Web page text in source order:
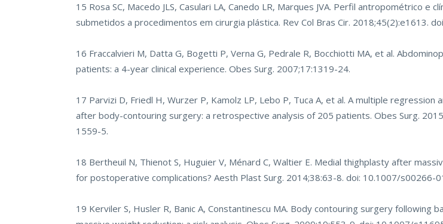
15 Rosa SC, Macedo JLS, Casulari LA, Canedo LR, Marques JVA. Perfil antropométrico e
submetidos a procedimentos em cirurgia plástica. Rev Col Bras Cir. 2018;45(2):e1613.
16 Fraccalvieri M, Datta G, Bogetti P, Verna G, Pedrale R, Bocchiotti MA, et al.
patients: a 4-year clinical experience. Obes Surg. 2007;17:1319-24.
17 Parvizi D, Friedl H, Wurzer P, Kamolz LP, Lebo P, Tuca A, et al. A multiple
after body-contouring surgery: a retrospective analysis of 205 patients. Obes Surg.
1559-5.
18 Bertheuil N, Thienot S, Huguier V, Ménard C, Waltier E. Medial thighplasty after
for postoperative complications? Aesth Plast Surg. 2014;38:63-8. doi: 10.1007/s00266-
19 Kerviler S, Husler R, Banic A, Constantinescu MA. Body contouring surgery following